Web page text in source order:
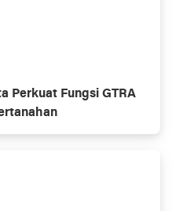
Perkuat Fungsi GTRA